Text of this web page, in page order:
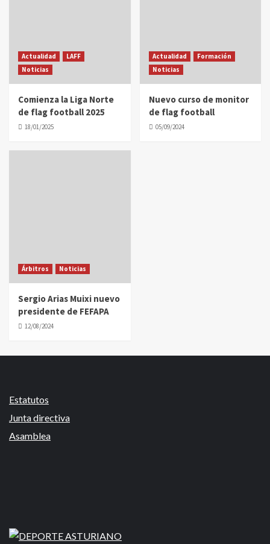
Actualidad
LAFF
Noticias
Comienza la Liga Norte
de flag football 2025
18/01/2025
Actualidad
Formación
Noticias
Nuevo curso de monitor
de flag football
05/09/2024
Árbitros Noticias
Sergio Arias Muixi nuevo
presidente de FEFAPA
12/08/2024
Estatutos
Junta directiva
Asamblea